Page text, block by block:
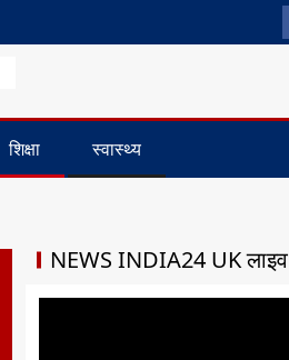
शिक्षा स्वास्थ्य
NEWS INDIA24 UK लाइव